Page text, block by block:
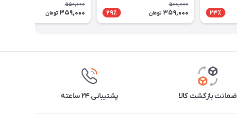
23٪
500,000
359,000 تومان 29٪
550,000
359,000 تومان
ضمانت بازگشت کالا پشتیبانی ۲۴ ساعته